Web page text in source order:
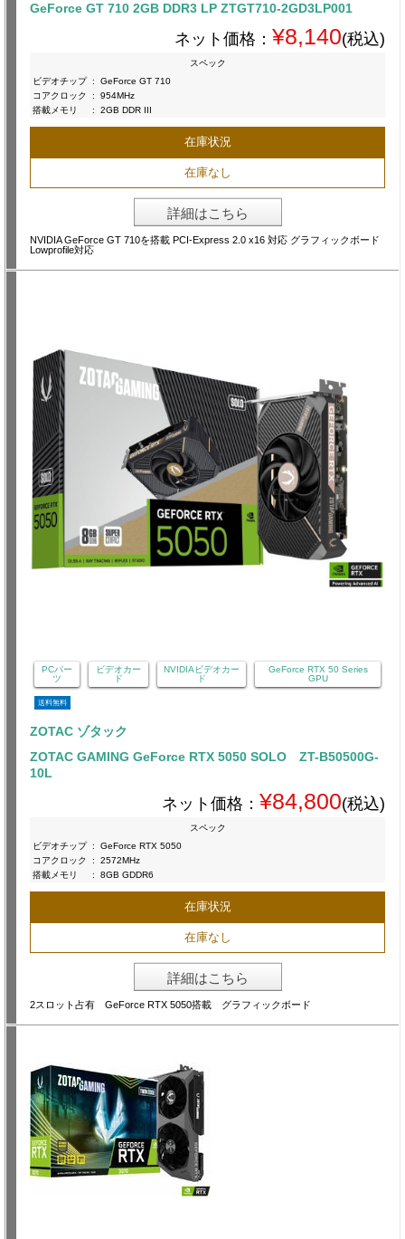
GeForce GT 710 2GB DDR3 LP ZTGT710-2GD3LP001
ネット価格： ¥8,140(税込)
スペック
ビデオチップ :
GeForce GT 710
コアクロック
:
954MHz
搭載メモリ
: 2GB DDR III
在庫状況
在庫なし
詳細はこちら
NVIDIA GeForce GT 710を搭載 PCI-Express 2.0 x16 対応 グラフィックボード
Lowprofile対応
PCパー
ツ
ビデオカー
ド
NVIDIAビデオカー
ド
GeForce RTX 50 Series
GPU
送料無料
ZOTAC ゾタック
ZOTAC GAMING GeForce RTX 5050 SOLO ZT-B50500G-
10L
ネット価格： ¥84,800(税込)
スペック
ビデオチップ :
GeForce RTX 5050
コアクロック
:
2572MHz
搭載メモリ
: 8GB GDDR6
在庫状況
在庫なし
詳細はこちら
2スロット占有 GeForce RTX 5050搭載 グラフィックボード